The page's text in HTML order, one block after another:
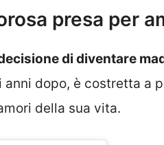
presa per
di diventare
anni dopo, è costretta a
della sua vita.